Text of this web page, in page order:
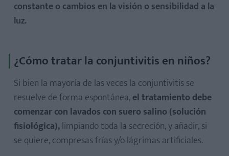
constante o cambios en la visión o sensibilidad a la
luz.
¿Cómo tratar la conjuntivitis en niños?
Si bien la mayoría de las veces la conjuntivitis se
resuelve de forma espontánea,el tratamiento debe
comenzar con lavados con suero salino (solución
fisiológica),limpiando toda la secreción, y añadir, si
se quiere, compresas frías y/o lágrimas artificiales.